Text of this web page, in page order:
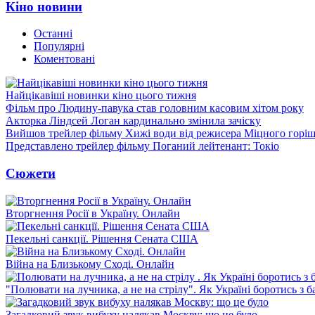
Кіно новини
Останні
Популярні
Коментовані
Найцікавіші новинки кіно цього тижня
Фільм про Людину-павука став головним касовим хітом року
Акторка Ліндсей Логан кардинально змінила зачіску
Вийшов трейлер фільму Хижі води від режисера Міцного
Представлено трейлер фільму Поганий лейтенант: Токіо
Сюжети
Вторгнення Росії в Україну. Онлайн
Пекельні санкції. Рішення Сената США
Війна на Близькому Сході. Онлайн
"Полювати на лучника, а не на стрілу". Як Україні боротись з